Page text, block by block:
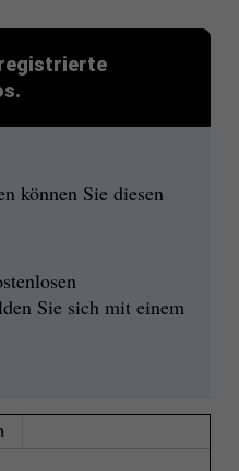
können Sie diesen
Sie sich mit einem